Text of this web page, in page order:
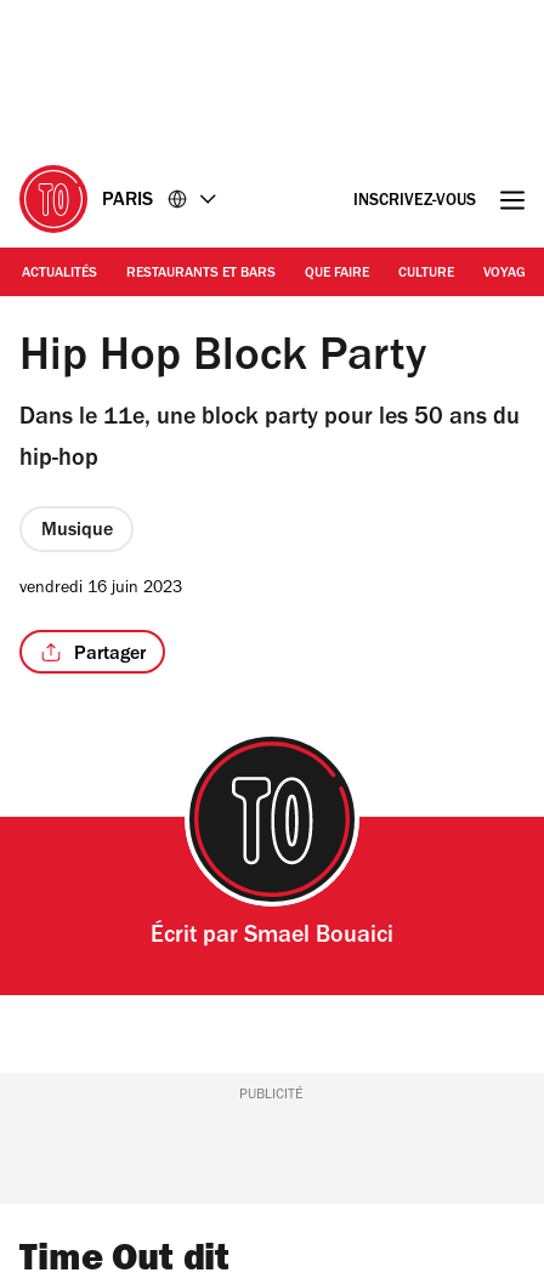
PARIS INSCRIVEZ-VOUS
ACTUALITÉS RESTAURANTS ET BARS QUE FAIRE CULTURE VOYAGE
© Dee Nasty
Hip Hop Block Party
Dans le 11e, une block party pour les 50 ans du
hip-hop
Musique
vendredi 16 juin 2023
Partager
Écrit par Smael Bouaici
PUBLICITÉ
Time Out dit